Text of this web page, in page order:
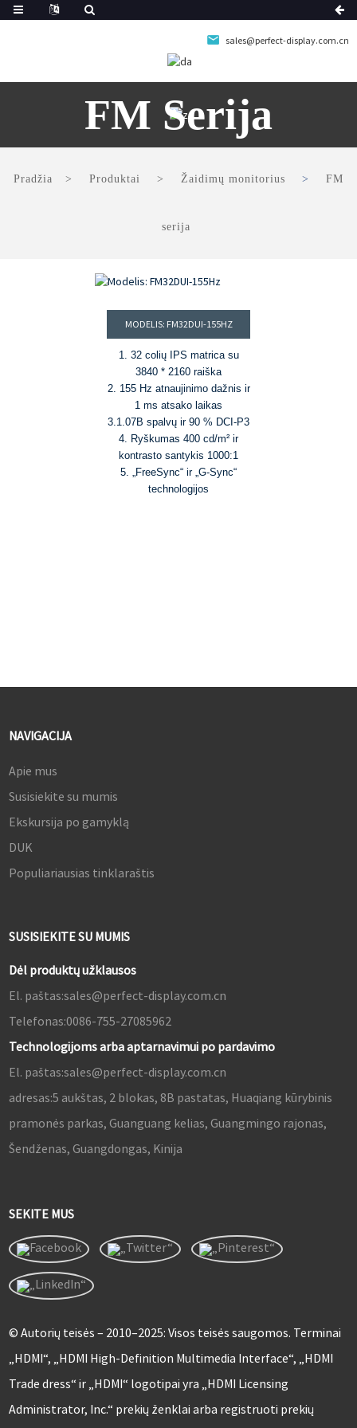
sales@perfect-display.com.cn
FM Serija
Pradžia Produktai Žaidimų monitorius FM
serija
MODELIS: FM32DUI-155HZ
1. 32 colių IPS matrica su
3840 * 2160 raiška
2. 155 Hz atnaujinimo dažnis ir
1 ms atsako laikas
3.1.07B spalvų ir 90 % DCI-P3
4. Ryškumas 400 cd/m² ir
kontrasto santykis 1000:1
5. „FreeSync“ ir „G-Sync“
technologijos
NAVIGACIJA
Apie mus
Susisiekite su mumis
Ekskursija po gamyklą
DUK
Populiariausias tinklaraštis
SUSISIEKITE SU MUMIS
Dėl produktų užklausos
El. paštas:sales@perfect-display.com.cn
Telefonas:0086-755-27085962
Technologijoms arba aptarnavimui po pardavimo
El. paštas:sales@perfect-display.com.cn
adresas:5 aukštas, 2 blokas, 8B pastatas, Huaqiang kūrybinis
pramonės parkas, Guanguang kelias, Guangmingo rajonas,
Šendženas, Guangdongas, Kinija
SEKITE MUS
© Autorių teisės – 2010–2025: Visos teisės saugomos. Terminai
„HDMI“, „HDMI High-Definition Multimedia Interface“, „HDMI
Trade dress“ ir „HDMI“ logotipai yra „HDMI Licensing
Administrator, Inc.“ prekių ženklai arba registruoti prekių